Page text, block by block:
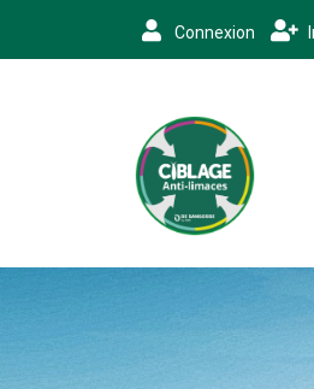
Connexion